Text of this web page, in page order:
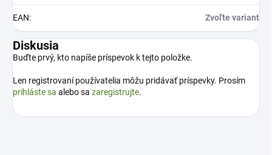
EAN: Zvoľte variant
Diskusia
Buďte prvý, kto napíše príspevok k tejto položke.
Len registrovaní používatelia môžu pridávať príspevky. Prosím
prihláste sa alebo sa zaregistrujte.